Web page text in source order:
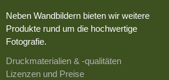
Neben Wandbildern bieten wir weitere
Produkte rund um die hochwertige
Fotografie.
Druckmaterialien & -qualitäten
Lizenzen und Preise